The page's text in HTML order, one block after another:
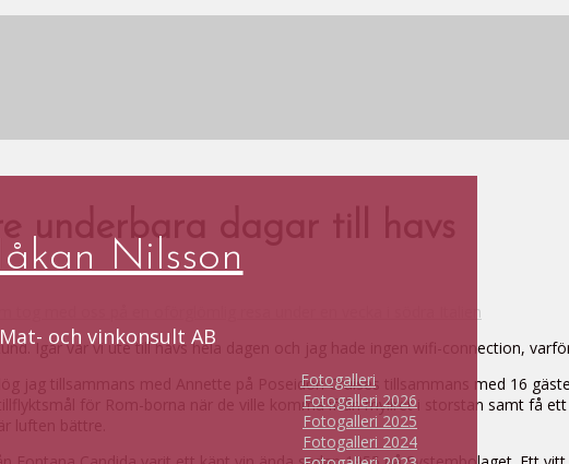
Nilsson
Mat- och vinkonsult AB
Fotogalleri
Fotogalleri 2026
Fotogalleri 2025
Fotogalleri 2024
underbara dagar till havs
Igår var vi ute till havs hela dagen och jag hade ingen wifi-connection,
jag tillsammans med Annette på Poseidon Cruises tillsammans med 16
för Rom-borna när de ville komma ifrån myllret i storstan samt få
luften bättre.